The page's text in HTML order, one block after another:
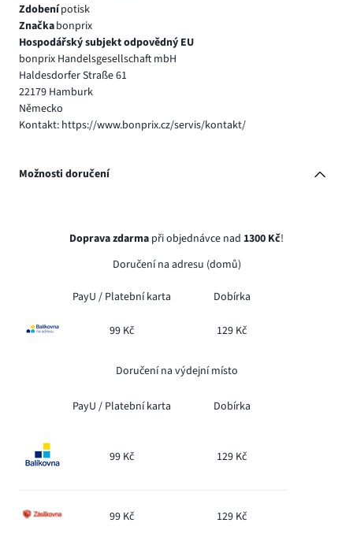
Zdobenípotisk
Značkabonprix
Hospodářský subjekt odpovědný EU
bonprix Handelsgesellschaft mbH
Haldesdorfer Straße 61
22179 Hamburk
Německo
Kontakt: https://www.bonprix.cz/servis/kontakt/
Možnosti doručení
Doprava zdarma při objednávce nad 1300 Kč!
Doručení na adresu (domů)
PayU / Platební karta Dobírka
99 Kč 129 Kč
Doručení na výdejní místo
PayU / Platební karta Dobírka
99 Kč 129 Kč
99 Kč 129 Kč